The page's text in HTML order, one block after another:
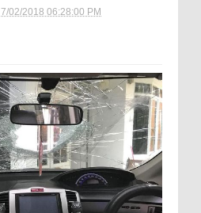
7/02/2018 06:28:00 PM